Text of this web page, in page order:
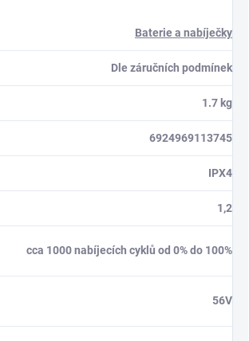
Baterie a nabíječky
Dle záručních podmínek
1.7 kg
6924969113745
IPX4
1,2
cca 1000 nabíjecích cyklů od 0% do 100%
56V